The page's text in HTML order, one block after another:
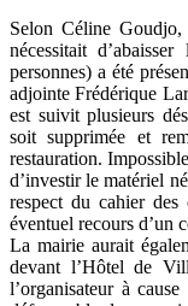
Selon Céline
nécessitait
personnes) a été
adjointe Frédérique
est suivit plusieurs
soit supprimée et
restauration.
d’investir le matériel
respect du cahier
éventuel recours d’un
La mairie aurait
devant l’Hôtel de
l’organisateur à